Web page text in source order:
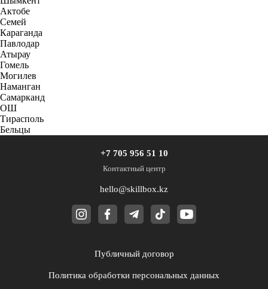
Актобе
Семей
Караганда
Павлодар
Атырау
Гомель
Могилев
Наманган
Самарканд
ОШ
Тирасполь
Бельцы
+7 705 956 51 10
Контактный центр
hello@skillbox.kz
Публичный договор
Политика обработки персональных данных